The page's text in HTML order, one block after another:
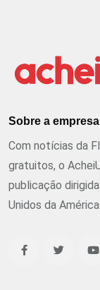
Sobre a empresa
Com notícias da
gratuitos, o
publicação
Unidos da América